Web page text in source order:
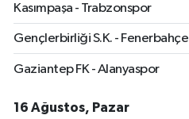
Kasımpaşa - Trabzonspor
Gençlerbirliği S.K. - Fenerbahçe
Gaziantep FK - Alanyaspor
16 Ağustos, Pazar